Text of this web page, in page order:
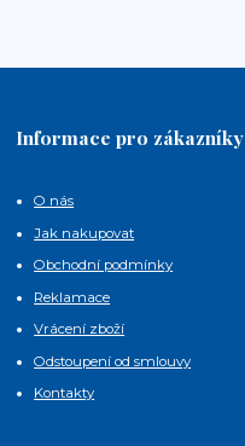
Informace pro zákazníky
O nás
Jak nakupovat
Obchodní podmínky
Reklamace
Vrácení zboží
Odstoupení od smlouvy
Kontakty